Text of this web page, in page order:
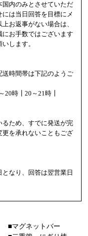
内のみとさせていただ
は当日回答を目標にメ
お返事がない場合は、
お手数ではございます
します。
時間帯は下記のようご
20時┃20～21時┃
るため、すでに発送が完
を承れないこともござ
なり、回答は翌営業日
■マグネットバー